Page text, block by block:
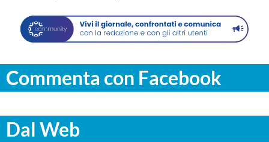
Commenta con Facebook
Dal Web